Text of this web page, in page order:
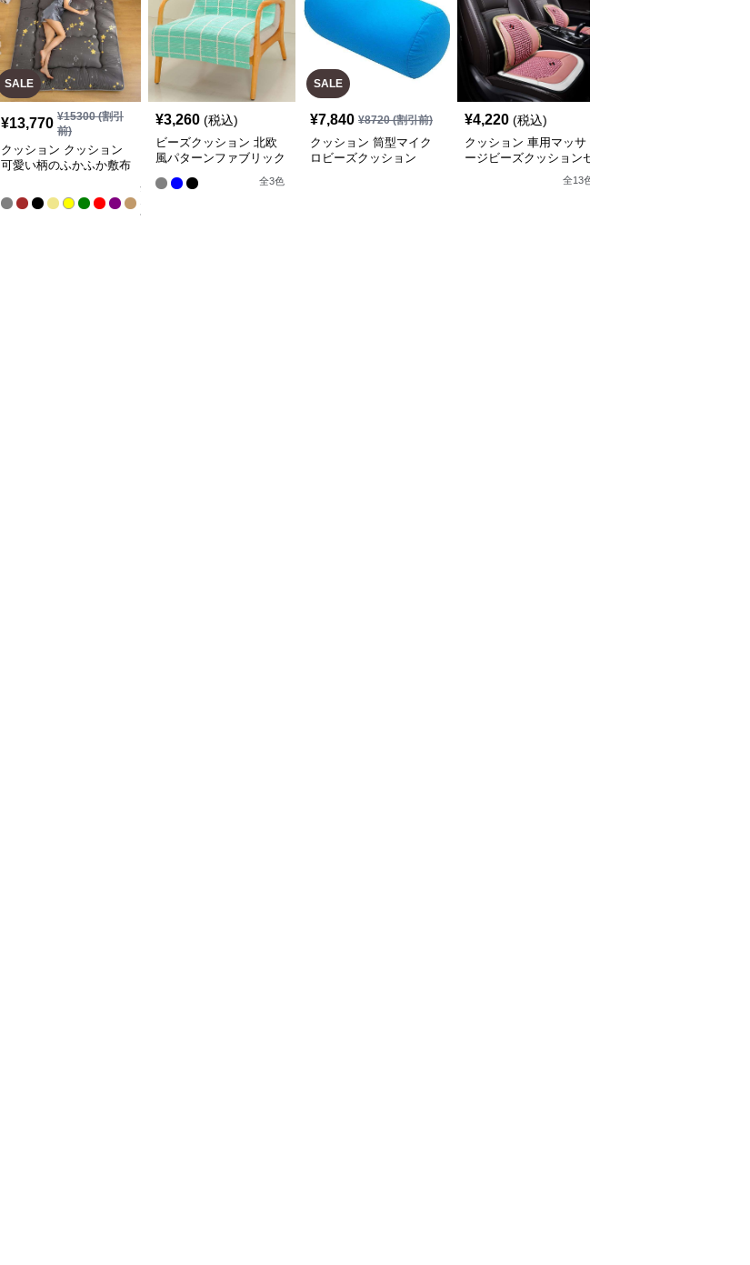
SALE
¥13,770 ¥15300(割引
前)
クッション クッション
可愛い柄のふかふか敷布
全
色
¥3,260 (税込)
ビーズクッション 北欧
風パターンファブリック
全3色
SALE
¥7,840 ¥8720(割引前)
クッション 筒型マイク
ロビーズクッション
¥4,220 (税込)
クッション 車用マッサ
ージビーズクッションセ
全13色